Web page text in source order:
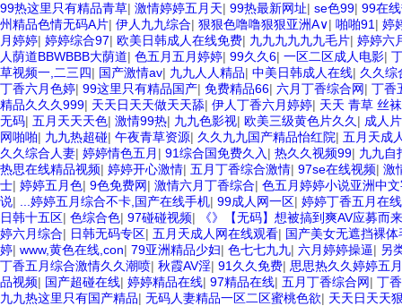
99热这里只有精品青草| 激情婷婷五月天| 99热最新网址| se色99| 99在
州精品色情无码A片| 伊人九九综合| 狠狠色噜噜狠狠亚洲A∨| 啪啪91 | 婷
月婷婷| 婷婷综合97| 欧美日韩成人在线免费| 九九九九九九毛片| 婷婷六
人荫道BBWBBB大荫道| 色五月五月婷婷| 99久久6| 一区二区成人电影|
草视频一,二三四| 国产激情av| 九九人人精品| 中美日韩成人在线| 久久综
丁香六月色婷| 99这里只有精品国产| 免费精品66| 六月丁香综合网| 丁香
精品久久久999| 天天日天天做天天舔| 伊人丁香六月婷婷| 天天 青草 丝
无码| 五月天天天色| 激情99热| 九九色影视| 欧美三级黄色片久久 | 成人
网啪啪| 九九热超碰| 午夜青草资源| 久久九九国产精品怡红院| 五月天成
久久综合人妻| 婷婷情色五月 | 91综合国免费久入 | 热久久视频99| 九九自
热思在线精品视频| 婷婷开心激情| 五月丁香综合激情| 97se在线视频| 激
士| 婷婷五月色| 9色免费网| 激情六月丁香综合| 色五月婷婷小说亚洲中
说| ...婷婷五月综合不卡,国产在线手机| 99成人网一区| 婷婷丁香五月在
日韩十五区| 色综合色| 97碰碰视频|
《》【无码】想被搞到爽AV应募
婷六月综合| 日韩无码专区| 五月天成人网在线观看| 国产美女无遮挡裸体
婷| www,黄色在线,con| 79亚洲精品少妇| 色七七九九| 六月婷婷操逼| 另
丁香五月综合激情久久潮喷| 秋霞AV淫| 91久久免费| 思思热久久婷婷五
品视频| 国产超碰在线| 婷婷精品在线| 97精品在线| 五月丁香综合网| 丁
九九热这里只有国产精品| 无码人妻精品一区二区蜜桃色欲| 天天日天天